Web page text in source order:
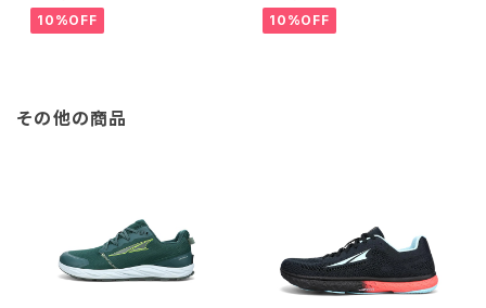
メンズ / ONYX
10%OFF 10%OFF
その他の商品